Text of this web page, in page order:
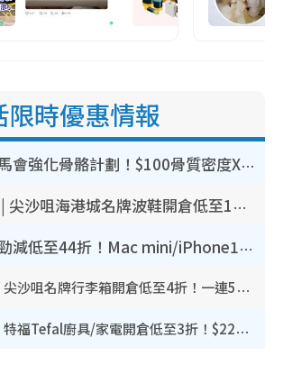
限時優惠情報
港大推賽馬會強化骨骼計劃！$100骨質密度X光檢查 完成免費運動訓練送超市禮券！附參加資格
開倉優惠 | 尖沙咀海港城名牌波鞋開倉低至1折！On鞋$899起／Joy&Peace鞋履$98起
豐澤優惠勁減低至44折！Mac mini/iPhone17Pro大減價！廚房家電$220起
開倉優惠｜尖沙咀名牌行李箱開倉低至4折！一連5日 American Tourister/ace./Hallmark $200起！
廚具開倉｜特福Tefal廚具/家電開倉低至3折！$220起買平底鍋/炒鑊/湯煲！電飯煲/吸塵機/燙斗$418起